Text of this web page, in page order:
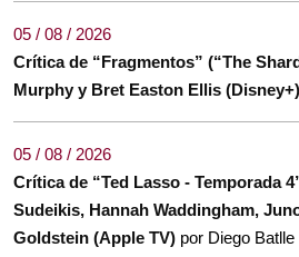
05 / 08 / 2026
Crítica de “Fragmentos” (“The
Murphy y Bret Easton Ellis (Disney+)
05 / 08 / 2026
Crítica de “Ted Lasso - Temporada
Sudeikis, Hannah Waddingham,
Goldstein (Apple TV) por Diego Batlle